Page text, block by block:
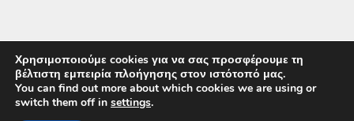
Χρησιμοποιούμε cookies για να σας προσφέρουμε τη
βέλτιστη εμπειρία πλοήγησης στον ιστότοπό μας.
You can find out more about which cookies we are using or
switch them off in settings.